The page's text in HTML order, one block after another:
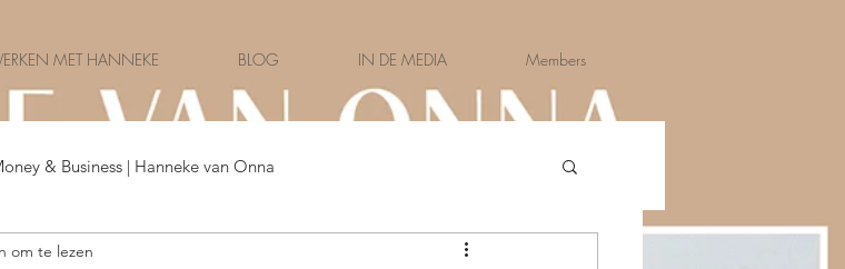
MET HANNEKE BLOG IN DE MEDIA Members
& Business | Hanneke van Onna
| Nederland
om te lezen